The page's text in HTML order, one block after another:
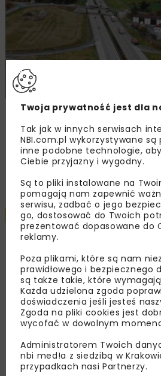
Remont nawierzchni na
Przetarg obejmuje pięć
Załaduj więcej...
DROGI WIADOMOŚCI 2 MINUTY
Katowicki
zmienia DK91
Drogowy przebudowują
drogi krajowej nr 91 Zawada
Twoja prywatność jest dla
Tak jak w innych serwisach
NBI.com.pl wykorzystywane są
inne podobne technologie,
Ciebie przyjazny i wygodny.
Są to pliki instalowane na
pomagają nam zapewnić
serwisu, zadbać o jego
go, dostosować do Twoich
prezentować dopasowane do
reklamy.
Poza plikami, które są nam
prawidłowego i bezpiecznego
są także takie, które
Każda udzielona zgoda
doświadczenia jeśli jesteś
Zgoda na pliki cookies jest
wycofać w dowolnym
Administratorem Twoich
nbi med!a z siedzibą w
przypadkach nasi Partnerzy.